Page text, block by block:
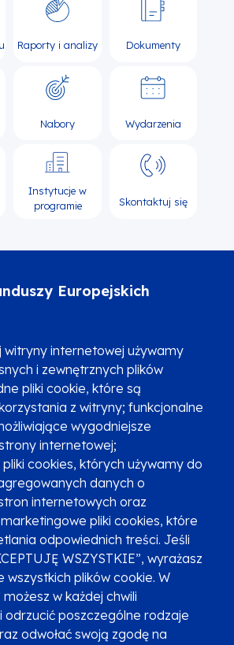
witryny internetowej używamy
i zewnętrznych plików
pliki cookie, które są
z witryny; funkcjonalne
wygodniejsze
internetowej;
cookies, których używamy do
danych o
internetowych oraz
pliki cookies, które
odpowiednich treści. Jeśli
WSZYSTKIE”, wyrażasz
wszystkich plików cookie. W
w każdej chwili
odrzucić poszczególne rodzaje
odwołać swoją zgodę na
Raporty i analizy Dokumenty
Nabory Wydarzenia
Instytucje w
programie
Skontaktuj się
Europejskich
niezgodności z KPP i KPON
Fundusze SMS-em
pytania
Promocja projektu
Poznaj Fundusze 2014-2020
Polityka prywatności
osobowych
Zgłoś błąd Mapa strony